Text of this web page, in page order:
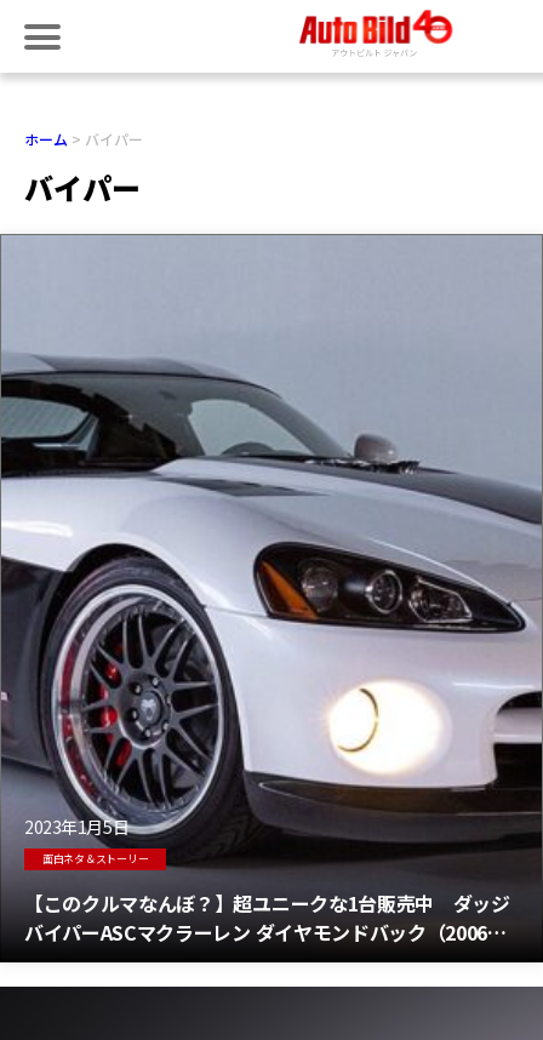
ホーム バイパー
バイパー
2023年1月5日
面白ネタ＆ストーリー
【このクルマなんぼ？】超ユニークな1台販売中 ダッジ
バイパーASCマクラーレン ダイヤモンドバック（2006）
って何？ いくら？